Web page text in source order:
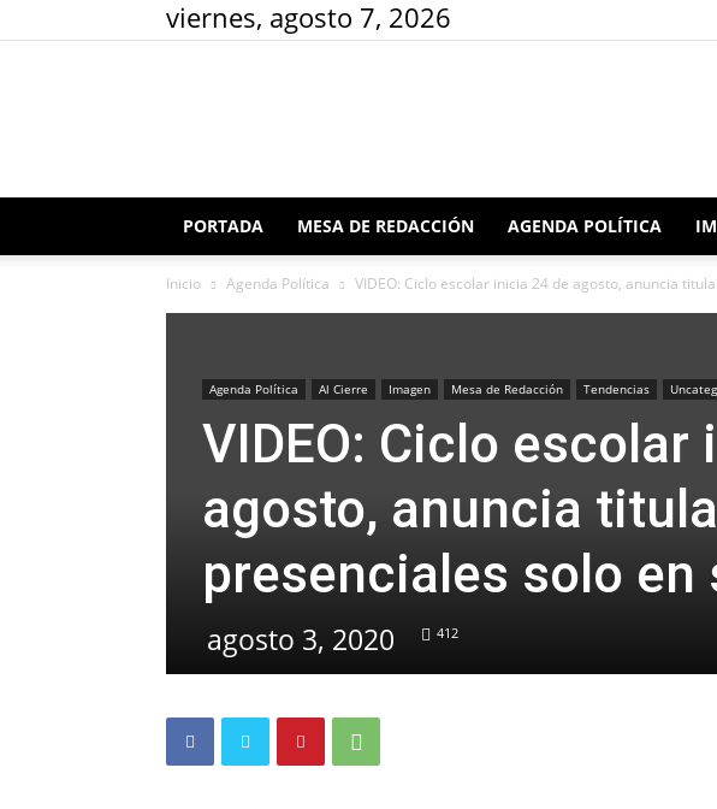
viernes, agosto 7, 2026
PORTADA MESA DE REDACCIÓN AGENDA POLÍTICA
Inicio Agenda Política VIDEO: Ciclo escolar inicia 24 de agosto, anuncia
Agenda Política Al Cierre Imagen Mesa de Redacción Tendencias
VIDEO: Ciclo escolar
agosto, anuncia
presenciales solo en
agosto 3, 2020 412